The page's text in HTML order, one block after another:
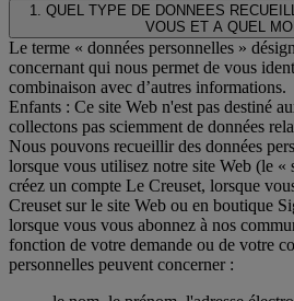
1. QUEL TYPE DE DONNEES
VOUS ET A QUEL
Le terme « données personnelles »
concernant qui nous permet de vous
combinaison avec d’autres informations.
Enfants : Ce site Web n'est pas destiné
collectons pas sciemment de données
Nous pouvons recueillir des données
lorsque vous utilisez notre site Web (le «
créez un compte Le Creuset, lorsque
Creuset sur le site Web ou en boutique
lorsque vous vous abonnez à nos
fonction de votre demande ou de votre
personnelles peuvent concerner :